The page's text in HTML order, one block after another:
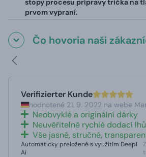
prvom vypraní.
Čo hovoria naši
Verifizierter Kunde
hodnotené 21. 9. 2022 na webe
Neobvyklé a originální dárky
Neuvěřitelně rychlé dodací
Vše jasné, stručné,
Automaticky preložené s využitím Deepl
Ai